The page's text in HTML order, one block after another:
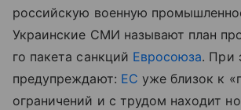
российскую военную
Украинские СМИ называют план
го пакета санкций Евросоюза. При
предупреждают: ЕС уже близок к
ограничений и с трудом находит